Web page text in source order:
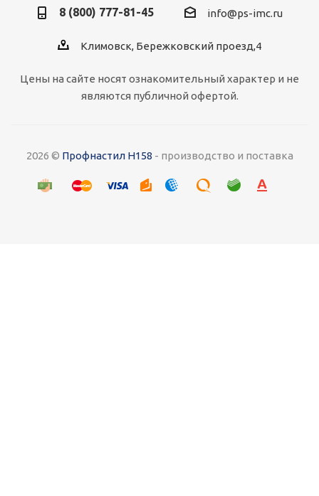
8 (800) 777-81-45 info@ps-imc.ru
Климовск, Бережковский проезд,4
Цены на сайте носят ознакомительный характер и не
являются публичной офертой.
2026 © Профнастил Н158 - производство и поставка